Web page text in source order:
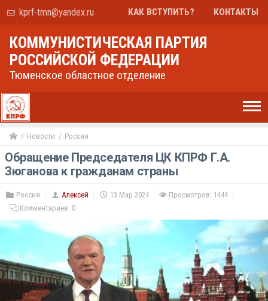
kprf-tmn@yandex.ru КАК ВСТУПИТЬ? КОНТАКТЫ
КОММУНИСТИЧЕСКАЯ ПАРТИЯ
РОССИЙСКОЙ ФЕДЕРАЦИИ
Тюменское областное отделение
Новости Россия
Обращение Председателя ЦК КПРФ Г.А.
Зюганова к гражданам страны
Россия Алексей 13 Мар 2024
Просмотров: 1444
Комментариев: 0